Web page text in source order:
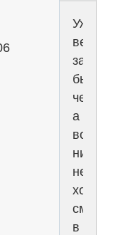
Уже
вечер
бы
чем?
а
ничем
не
в